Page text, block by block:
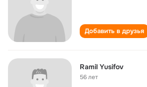
Добавить в друзья
Ramil Yusifov
56 лет